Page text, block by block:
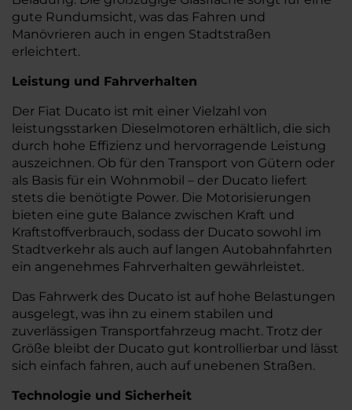
gute Rundumsicht, was das Fahren und
Manövrieren auch in engen Stadtstraßen
erleichtert.
Leistung und Fahrverhalten
Der Fiat Ducato ist mit einer Vielzahl von
leistungsstarken Dieselmotoren erhältlich, die sich
durch hohe Effizienz und hervorragende Leistung
auszeichnen. Ob für den Transport von Gütern oder
als Basis für ein Wohnmobil – der Ducato liefert
stets die benötigte Power. Die Motorisierungen
bieten eine gute Balance zwischen Kraft und
Kraftstoffverbrauch, sodass der Ducato sowohl im
Stadtverkehr als auch auf langen Autobahnfahrten
ein angenehmes Fahrverhalten gewährleistet.
Das Fahrwerk des Ducato ist auf hohe Belastungen
ausgelegt, was ihn zu einem stabilen und
zuverlässigen Transportfahrzeug macht. Trotz der
Größe bleibt der Ducato gut kontrollierbar und lässt
sich einfach fahren, auch auf unebenen Straßen.
Technologie und Sicherheit